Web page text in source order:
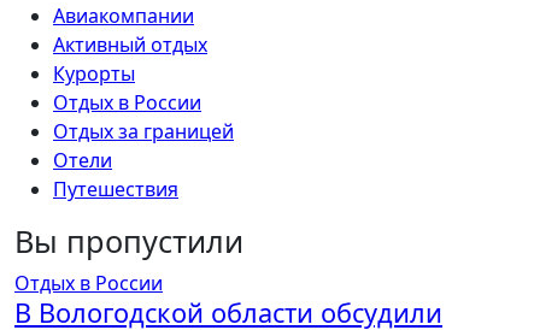
Авиакомпании
Активный отдых
Курорты
Отдых в России
Отдых за границей
Отели
Путешествия
Вы пропустили
Отдых в России
В Вологодской области обсудили